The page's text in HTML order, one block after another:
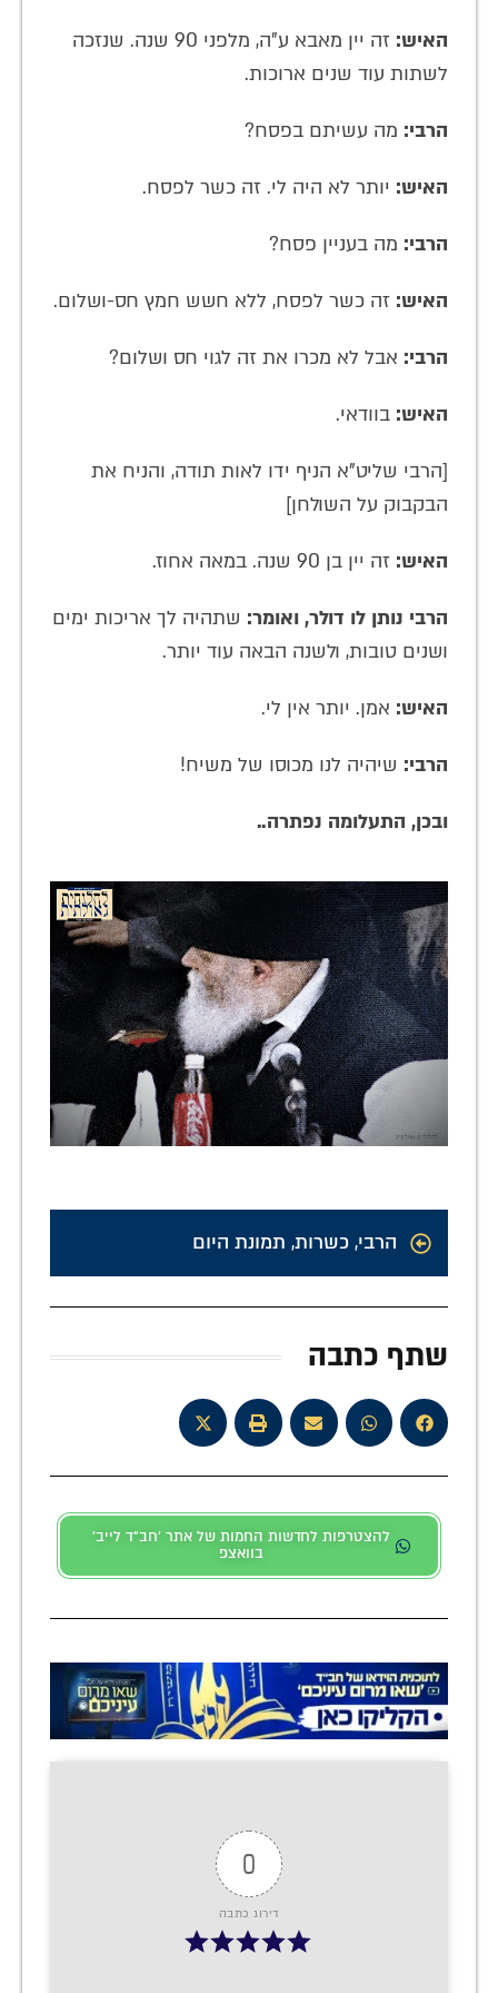
האיש:
זה יין מאבא ע"ה, מלפני 90 שנה. שנזכה
לשתות עוד שנים ארוכות.
הרבי: מה עשיתם בפסח?
האיש: יותר לא היה לי. זה כשר לפסח.
הרבי: מה בעניין פסח?
האיש: זה כשר לפסח, ללא חשש חמץ חס-ושלום.
הרבי: אבל לא מכרו את זה לגוי חס ושלום?
האיש: בוודאי.
[הרבי שליט"א הניף ידו לאות תודה, והניח את
הבקבוק על השולחן]
האיש: זה יין בן 90 שנה. במאה אחוז.
הרבי נותן לו דולר, ואומר: שתהיה לך אריכות ימים
ושנים טובות, ולשנה הבאה עוד יותר.
האיש: אמן. יותר אין לי.
הרבי: שיהיה לנו מכוסו של משיח!
ובכן, התעלומה נפתרה..
הרבי, כשרות, תמונת היום
שתף כתבה
להצטרפות לחדשות החמות של אתר 'חב"ד לייב'
בוואצפ
0
דירוג כתבה